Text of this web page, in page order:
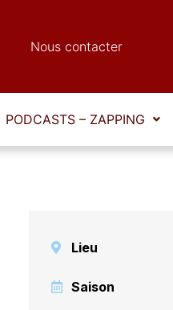
Nous contacter
PODCASTS – ZAPPING
Lieu
Saison